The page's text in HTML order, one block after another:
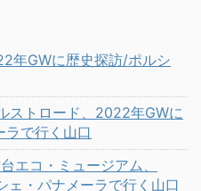
年GWに歴史探訪/ポルシ
ストロード、2022年GWに
ラで行く山口
エコ・ミュージアム、
・パナメーラで行く山口